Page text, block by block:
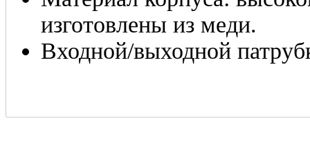
изготовлены из меди.
Входной/выходной